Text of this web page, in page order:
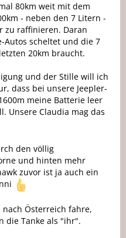
80km weit mit dem
- neben den 7 Litern -
zu raffinieren. Daran
Autos scheltet und die 7
20km braucht.
und der Stille will ich
dass bei unsere Jeepler-
meine Batterie leer
Unsere Claudia mag das
den völlig
und hinten mehr
zuvor ist ja auch ein
Österreich fahre,
die Tanke als "ihr".